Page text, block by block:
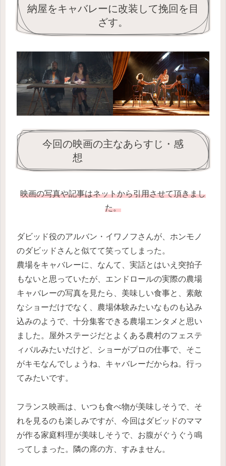
納屋をキャバレーに改装して挽回を目
ざす。
今回の映画の主なあらすじ・感
想
映画の写真や記事はネットから引用させて頂きまし
た。
ダビッド役のアルバン・イワノフさんが、ホンモノ
のダビッドさんと似てて笑ってしまった。
農場をキャバレーに、なんて、実話とはいえ突拍子
もないと思っていたが、エンドロールの実際の農場
キャバレーの写真を見たら、美味しい食事と、素敵
なショーだけでなく、農場体験みたいなものも込み
込みのようで、十分集客できる農場エンタメと思い
ました。屋外ステージだとよくある農村のフェステ
ィバルみたいだけど、ショーがプロの仕事で、そこ
がキモなんでしょうね、キャバレーだからね。行っ
てみたいです。
フランス映画は、いつも食べ物が美味しそうで、そ
れを見るのも楽しみですが、今回はダビッドのママ
が作る家庭料理が美味しそうで、お腹がぐうぐう鳴
ってしまった。隣の席の方、すみません。